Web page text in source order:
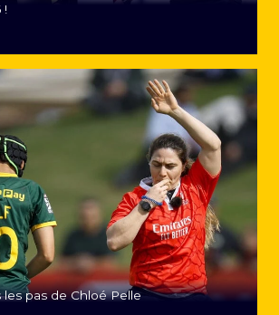
!
les pas de Chloé Pelle